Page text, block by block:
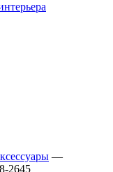
—
2645